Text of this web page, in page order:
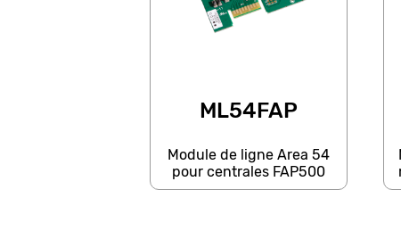
ML54FAP
Module de ligne Area 54
pour centrales FAP500